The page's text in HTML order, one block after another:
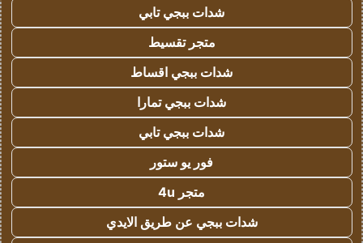
شدات ببجي تابي
متجر تقسيط
شدات ببجي اقساط
شدات ببجي تمارا
شدات ببجي تابي
فور يو ستور
متجر 4u
شدات ببجي عن طريق الايدي